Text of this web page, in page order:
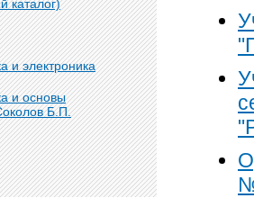
каталог)
и электроника
и основы
Б.П.